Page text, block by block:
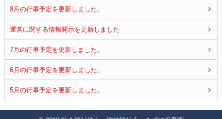
8月の行事予定を更新しました。
運営に関する情報開示を更新しました
7月の行事予定を更新しました。
6月の行事予定を更新しました。
5月の行事予定を更新しました。